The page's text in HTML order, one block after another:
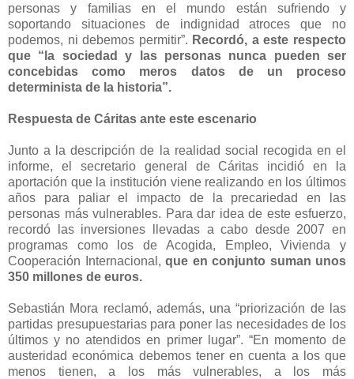
personas y familias en el mundo están sufriendo y
soportando situaciones de indignidad atroces que no
podemos, ni debemos permitir”. Recordó, a este respecto
que “la sociedad y las personas nunca pueden ser
concebidas como meros datos de un proceso
determinista de la historia”.
Respuesta de Cáritas ante este escenario
Junto a la descripción de la realidad social recogida en el
informe, el secretario general de Cáritas incidió en la
aportación que la institución viene realizando en los últimos
años para paliar el impacto de la precariedad en las
personas más vulnerables. Para dar idea de este esfuerzo,
recordó las inversiones llevadas a cabo desde 2007 en
programas como los de Acogida, Empleo, Vivienda y
Cooperación Internacional, que en conjunto suman unos
350 millones de euros.
Sebastián Mora reclamó, además, una “priorización de las
partidas presupuestarias para poner las necesidades de los
últimos y no atendidos en primer lugar”. “En momento de
austeridad económica debemos tener en cuenta a los que
menos tienen, a los más vulnerables, a los más